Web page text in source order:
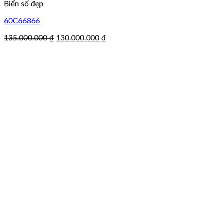
Biển số đẹp
60C66866
135.000.000₫ Giá
130.000.000 ₫